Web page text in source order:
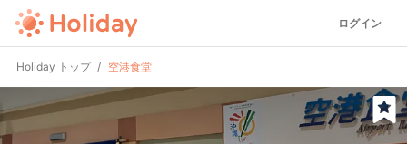
ログイン
Holiday トップ 空港食堂